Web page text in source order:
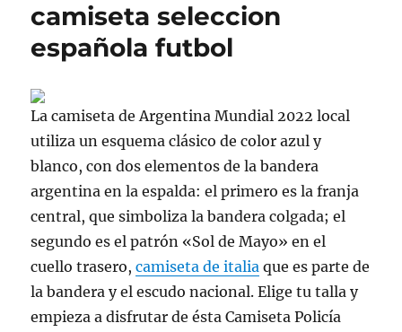
camiseta seleccion
española futbol
La camiseta de Argentina Mundial 2022 local
utiliza un esquema clásico de color azul y
blanco, con dos elementos de la bandera
argentina en la espalda: el primero es la franja
central, que simboliza la bandera colgada; el
segundo es el patrón «Sol de Mayo» en el
cuello trasero,camiseta de italia que es parte de
la bandera y el escudo nacional. Elige tu talla y
empieza a disfrutar de ésta Camiseta Policía